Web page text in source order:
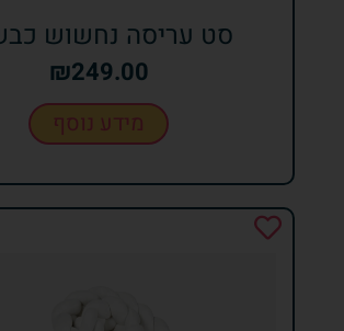
סט עריסה נחשוש
₪249.00
מידע נוסף